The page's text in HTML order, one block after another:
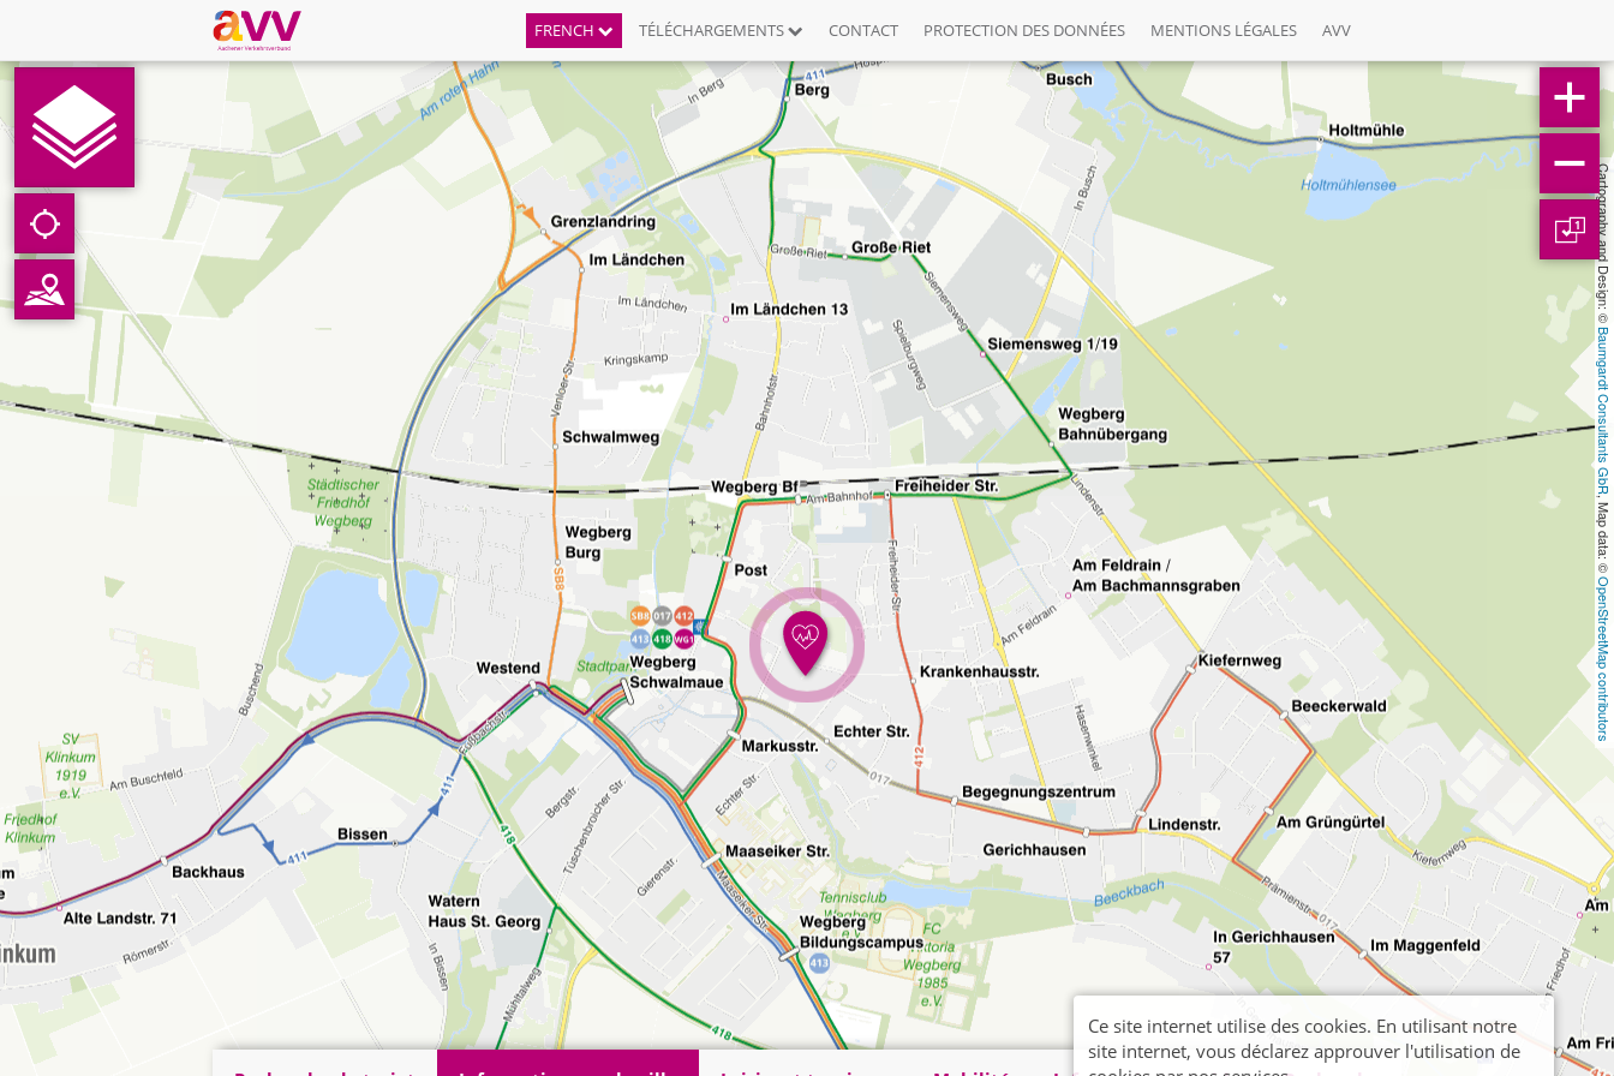
FRENCH TÉLÉCHARGEMENTS CONTACT PROTECTION DES DONNÉES MENTIONS LÉGALES AVV
Cartography and Design: ©
Baumgardt Consultants GbR
, Map data: ©
OpenStreetMap contributors
1
Ce site internet utilise des cookies. En utilisant notre
site internet, vous déclarez approuver l'utilisation de